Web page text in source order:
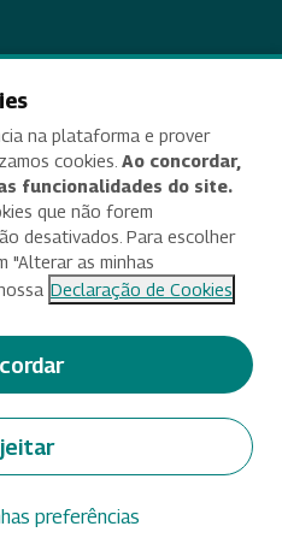
de privacidade
de cookies
por Enap
na plataforma e prover
cookies. Ao concordar,
funcionalidades do site.
que não forem
desativados. Para escolher
"Alterar as minhas
Declaração de Cookies
preferências